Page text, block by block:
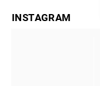
INSTAGRAM